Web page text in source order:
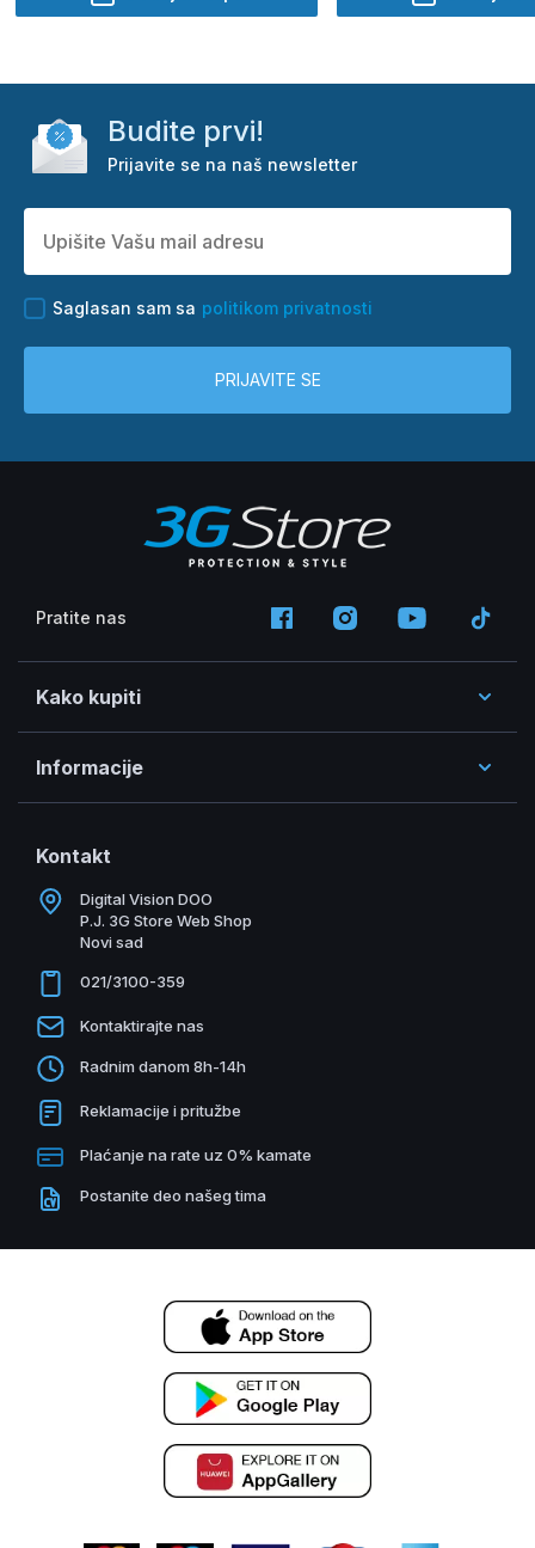
Budite prvi!
Prijavite se na naš newsletter
Saglasan sam sa politikom privatnosti
PRIJAVITE SE
Pratite nas
Kako kupiti
Informacije
Kontakt
Digital Vision DOO
P.J. 3G Store Web Shop
Novi sad
021/3100-359
Kontaktirajte nas
Radnim danom 8h-14h
Reklamacije i pritužbe
Plaćanje na rate uz 0% kamate
Postanite deo našeg tima